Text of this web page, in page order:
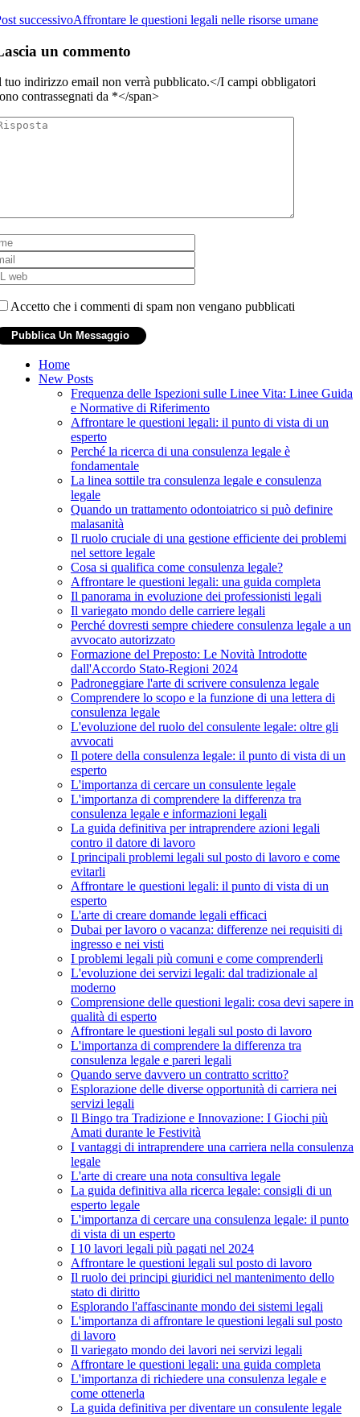
successivoAffrontare le questioni legali nelle risorse umane
un commento
tuo indirizzo email non verrà pubblicato.</I campi obbligatori
contrassegnati da *</span>
Accetto che i commenti di spam non vengano pubblicati
Home
New Posts
Frequenza delle Ispezioni sulle Linee Vita: Linee Guida
e Normative di Riferimento
Affrontare le questioni legali: il punto di vista di un
esperto
Perché la ricerca di una consulenza legale è
fondamentale
La linea sottile tra consulenza legale e consulenza
legale
Quando un trattamento odontoiatrico si può definire
malasanità
Il ruolo cruciale di una gestione efficiente dei problemi
nel settore legale
Cosa si qualifica come consulenza legale?
Affrontare le questioni legali: una guida completa
Il panorama in evoluzione dei professionisti legali
Il variegato mondo delle carriere legali
Perché dovresti sempre chiedere consulenza legale a un
avvocato autorizzato
Formazione del Preposto: Le Novità Introdotte
dall'Accordo Stato-Regioni 2024
Padroneggiare l'arte di scrivere consulenza legale
Comprendere lo scopo e la funzione di una lettera di
consulenza legale
L'evoluzione del ruolo del consulente legale: oltre gli
avvocati
Il potere della consulenza legale: il punto di vista di un
esperto
L'importanza di cercare un consulente legale
L'importanza di comprendere la differenza tra
consulenza legale e informazioni legali
La guida definitiva per intraprendere azioni legali
contro il datore di lavoro
I principali problemi legali sul posto di lavoro e come
evitarli
Affrontare le questioni legali: il punto di vista di un
esperto
L'arte di creare domande legali efficaci
Dubai per lavoro o vacanza: differenze nei requisiti di
ingresso e nei visti
I problemi legali più comuni e come comprenderli
L'evoluzione dei servizi legali: dal tradizionale al
moderno
Comprensione delle questioni legali: cosa devi sapere in
qualità di esperto
Affrontare le questioni legali sul posto di lavoro
L'importanza di comprendere la differenza tra
consulenza legale e pareri legali
Quando serve davvero un contratto scritto?
Esplorazione delle diverse opportunità di carriera nei
servizi legali
Il Bingo tra Tradizione e Innovazione: I Giochi più
Amati durante le Festività
I vantaggi di intraprendere una carriera nella consulenza
legale
L'arte di creare una nota consultiva legale
La guida definitiva alla ricerca legale: consigli di un
esperto legale
L'importanza di cercare una consulenza legale: il punto
di vista di un esperto
I 10 lavori legali più pagati nel 2024
Affrontare le questioni legali sul posto di lavoro
Il ruolo dei principi giuridici nel mantenimento dello
stato di diritto
Esplorando l'affascinante mondo dei sistemi legali
L'importanza di affrontare le questioni legali sul posto
di lavoro
Il variegato mondo dei lavori nei servizi legali
Affrontare le questioni legali: una guida completa
L'importanza di richiedere una consulenza legale e
come ottenerla
La guida definitiva per diventare un consulente legale